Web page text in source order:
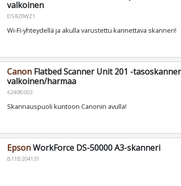
valkoinen
DS820WZ1
Wi-Fi-yhteydellä ja akulla varustettu kannettava skanneri!
CanonFlatbed Scanner Unit 201 -
valkoinen/harmaa
6240B003
Skannauspuoli kuntoon Canonin avulla!
EpsonWorkForce DS-50000 A3-skanneri
B11B204131